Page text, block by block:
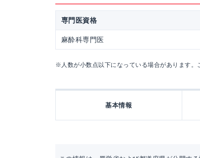
専門医資格
麻酔科専門医
※人数が小数点以下になっている場合があります。
基本情報